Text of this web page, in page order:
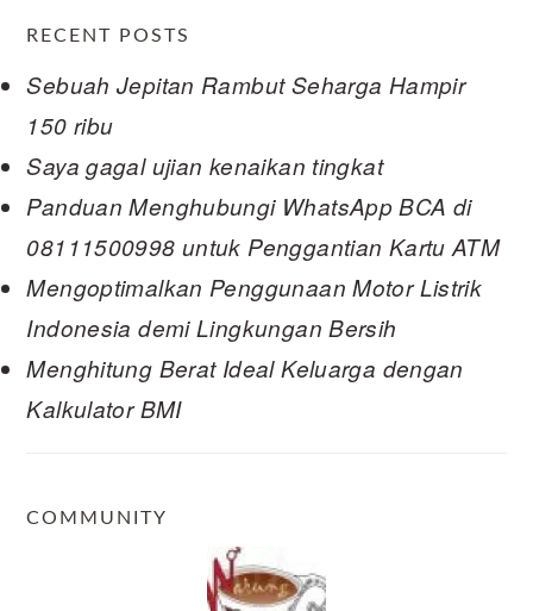
RECENT POSTS
Sebuah Jepitan Rambut Seharga Hampir
150 ribu
Saya gagal ujian kenaikan tingkat
Panduan Menghubungi WhatsApp BCA di
08111500998 untuk Penggantian Kartu ATM
Mengoptimalkan Penggunaan Motor Listrik
Indonesia demi Lingkungan Bersih
Menghitung Berat Ideal Keluarga dengan
Kalkulator BMI
COMMUNITY